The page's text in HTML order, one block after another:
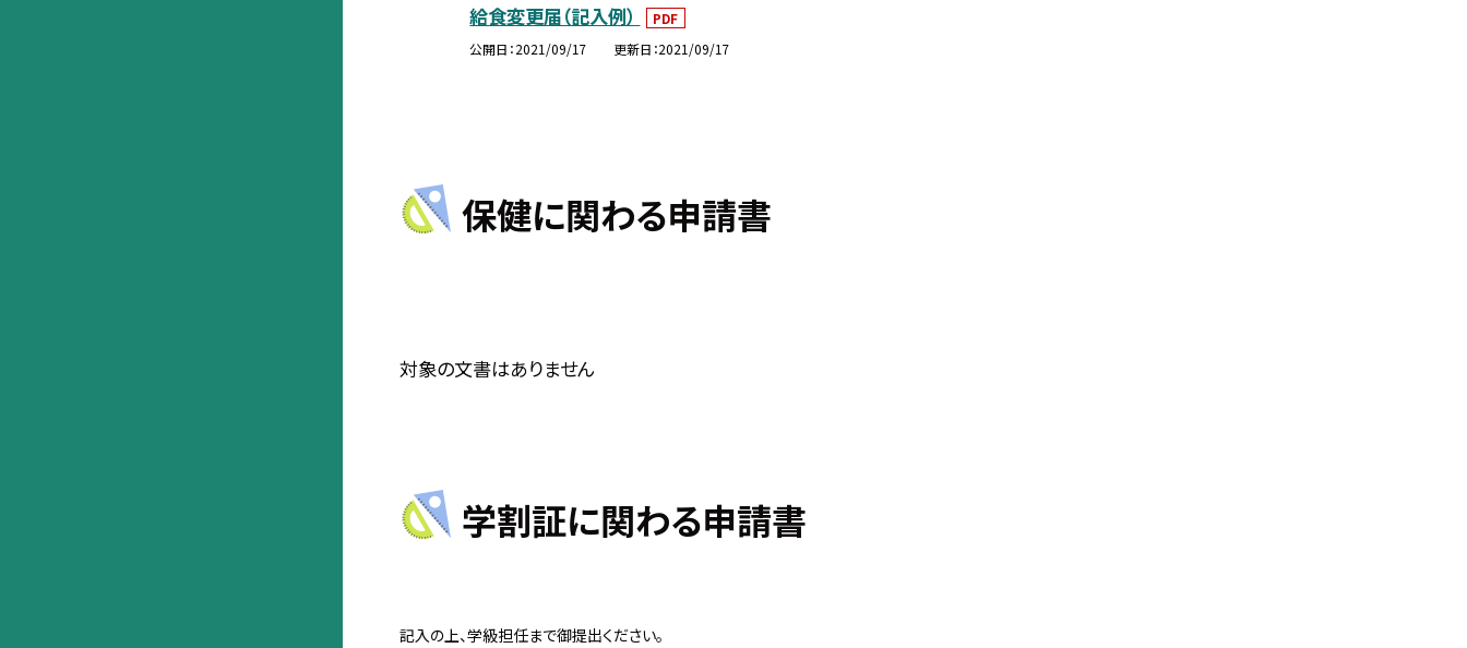
給食変更届（記入例）
PDF
公開日 2021/09/17 更新日 2021/09/17
保健に関わる申請書
対象の文書はありません
学割証に関わる申請書
記入の上、学級担任まで御提出ください。